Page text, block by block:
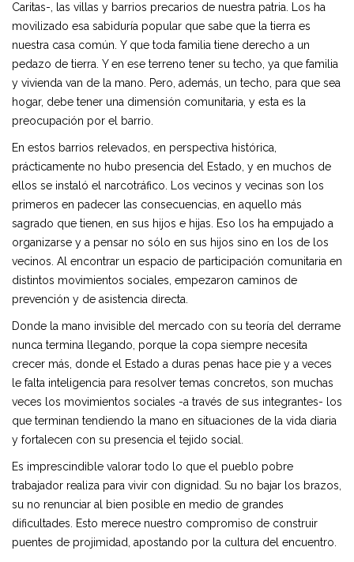
Caritas-, las villas y barrios precarios de nuestra patria. Los ha
movilizado esa sabiduría popular que sabe que la tierra es
nuestra casa común. Y que toda familia tiene derecho a un
pedazo de tierra. Y en ese terreno tener su techo, ya que familia
y vivienda van de la mano. Pero, además, un techo, para que sea
hogar, debe tener una dimensión comunitaria, y esta es la
preocupación por el barrio.
En estos barrios relevados, en perspectiva histórica,
prácticamente no hubo presencia del Estado, y en muchos de
ellos se instaló el narcotráfico. Los vecinos y vecinas son los
primeros en padecer las consecuencias, en aquello más
sagrado que tienen, en sus hijos e hijas. Eso los ha empujado a
organizarse y a pensar no sólo en sus hijos sino en los de los
vecinos. Al encontrar un espacio de participación comunitaria en
distintos movimientos sociales, empezaron caminos de
prevención y de asistencia directa.
Donde la mano invisible del mercado con su teoría del derrame
nunca termina llegando, porque la copa siempre necesita
crecer más, donde el Estado a duras penas hace pie y a veces
le falta inteligencia para resolver temas concretos, son muchas
veces los movimientos sociales -a través de sus integrantes- los
que terminan tendiendo la mano en situaciones de la vida diaria
y fortalecen con su presencia el tejido social.
Es imprescindible valorar todo lo que el pueblo pobre
trabajador realiza para vivir con dignidad. Su no bajar los brazos,
su no renunciar al bien posible en medio de grandes
dificultades. Esto merece nuestro compromiso de construir
puentes de projimidad, apostando por la cultura del encuentro.